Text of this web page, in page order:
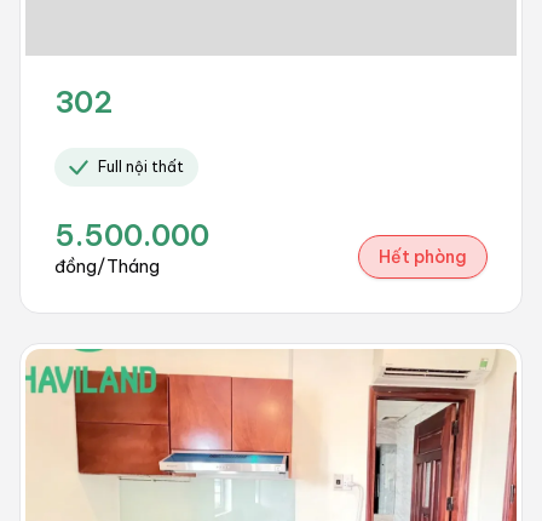
302
Full nội thất
5.500.000
đồng/Tháng Hết phòng